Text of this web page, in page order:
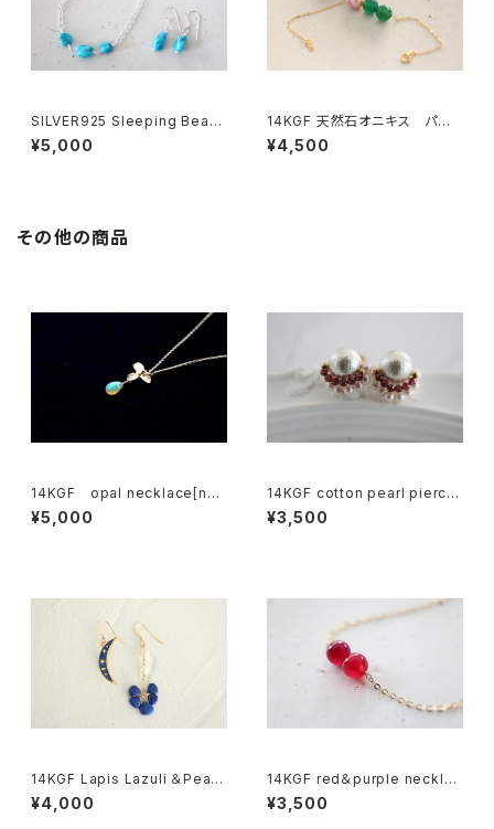
SILVER925 Sleeping Beaut
y Turquoise set[kgf3907]
¥5,000
14KGF 天然石オニキス パー
ル ブレスレット/イヤリング2点セ
ット[kgf3653]
¥4,500
その他の商品
14KGF opal necklace[nc1
180]
¥5,000
14KGF cotton pearl pierce
[kgf3835]
¥3,500
14KGF Lapis Lazuli ＆Pearl
pierce[kgf5567]
¥4,000
14KGF red＆purple necklac
e[nc1231]
¥3,500